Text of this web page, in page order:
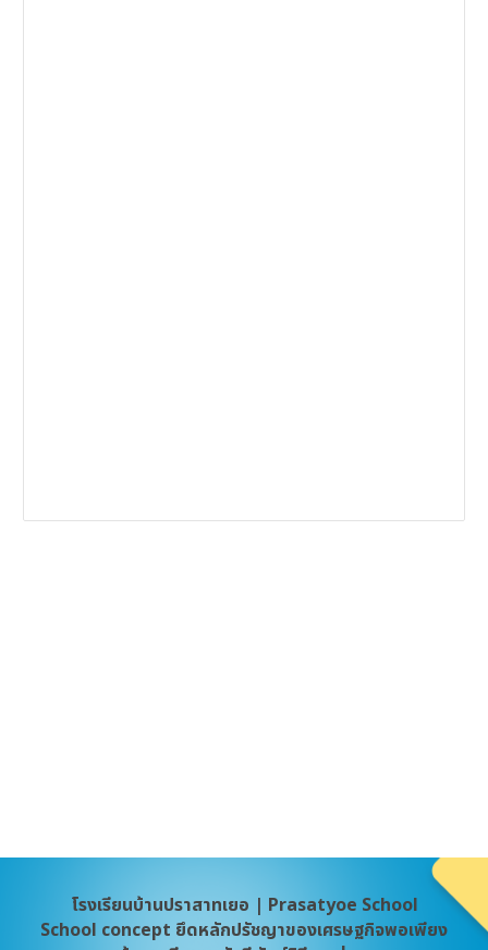
โรงเรียนบ้านปราสาทเยอ | Prasatyoe School
School concept ยึดหลักปรัชญาของเศรษฐกิจพอเพียง